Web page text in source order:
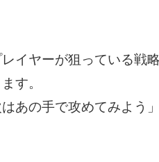
イヤーが狙っている戦
す。
あの手で攻めてみよう